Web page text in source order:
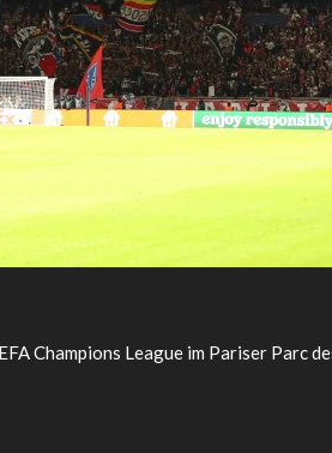
Champions League im Pariser Parc